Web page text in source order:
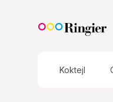
Koktejl